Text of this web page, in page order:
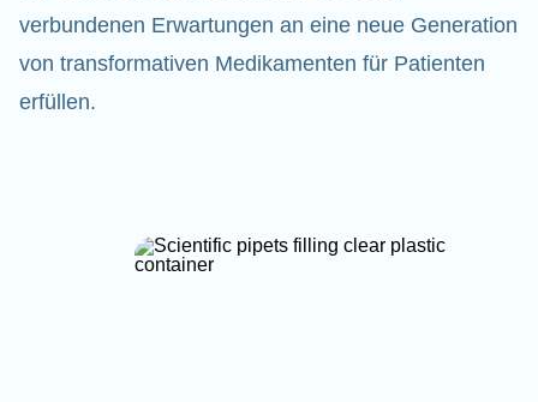
verbundenen Erwartungen an eine neue Generation
von transformativen Medikamenten für Patienten
erfüllen.